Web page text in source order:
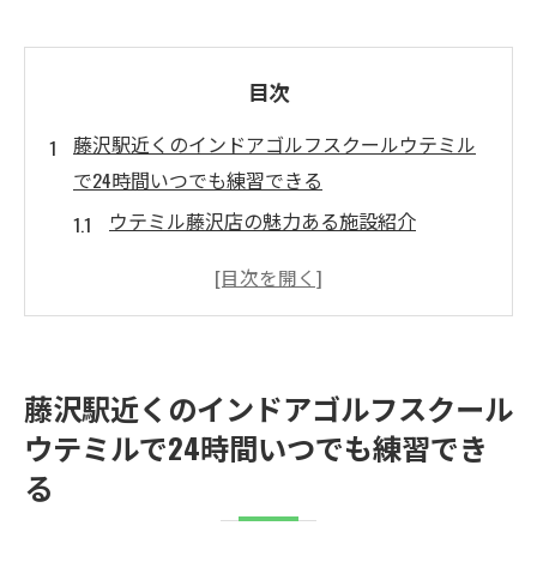
目次
藤沢駅近くのインドアゴルフスクールウテミル
で24時間いつでも練習できる
ウテミル藤沢店の魅力ある施設紹介
初心者から上級者まで対応のレッスンプラ
藤沢駅からのアクセスと駐車場情報
会員プランの種類と特典を詳しく解説
藤沢駅近くのインドアゴルフスクール
ウテミルで24時間いつでも練習でき
る